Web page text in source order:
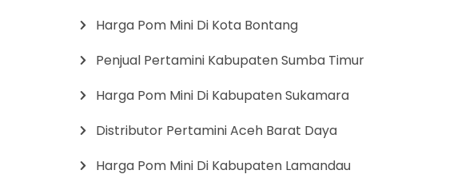
Harga Pom Mini Di Kota Bontang
Penjual Pertamini Kabupaten Sumba Timur
Harga Pom Mini Di Kabupaten Sukamara
Distributor Pertamini Aceh Barat Daya
Harga Pom Mini Di Kabupaten Lamandau